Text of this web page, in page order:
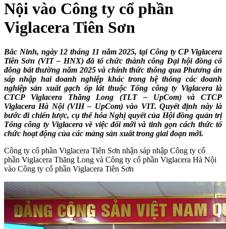
Nội vào Công ty cổ phần
Viglacera Tiên Sơn
Bắc Ninh, ngày 12 tháng 11 năm 2025, tại Công ty CP Viglacera
Tiên Sơn (VIT – HNX) đã tổ chức thành công Đại hội đồng cổ
đông bất thường năm 2025 và chính thức thông qua Phương án
sáp nhập hai doanh nghiệp khác trong hệ thống các doanh
nghiệp sản xuất gạch ốp lát thuộc Tổng công ty Viglacera là
CTCP Viglacera Thăng Long (TLT – UpCom) và CTCP
Viglacera Hà Nội (VIH – UpCom) vào VIT. Quyết định này là
bước đi chiến lược, cụ thể hóa Nghị quyết của Hội đồng quản trị
Tổng công ty Viglacera về việc đổi mới và tinh gọn cách thức tổ
chức hoạt động của các mảng sản xuất trong giai đoạn mới.
Công ty cổ phần Viglacera Tiên Sơn nhận sáp nhập Công ty cổ
phần Viglacera Thăng Long và Công ty cổ phần Viglacera Hà Nội
vào Công ty cổ phần Viglacera Tiên Sơn